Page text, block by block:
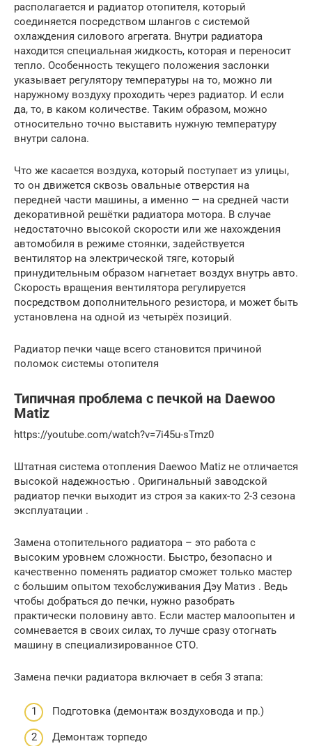
располагается и радиатор отопителя, который
соединяется посредством шлангов с системой
охлаждения силового агрегата. Внутри радиатора
находится специальная жидкость, которая и переносит
тепло. Особенность текущего положения заслонки
указывает регулятору температуры на то, можно ли
наружному воздуху проходить через радиатор. И если
да, то, в каком количестве. Таким образом, можно
относительно точно выставить нужную температуру
внутри салона.
Что же касается воздуха, который поступает из улицы,
то он движется сквозь овальные отверстия на
передней части машины, а именно — на средней части
декоративной решётки радиатора мотора. В случае
недостаточно высокой скорости или же нахождения
автомобиля в режиме стоянки, задействуется
вентилятор на электрической тяге, который
принудительным образом нагнетает воздух внутрь авто.
Скорость вращения вентилятора регулируется
посредством дополнительного резистора, и может быть
установлена на одной из четырёх позиций.
Радиатор печки чаще всего становится причиной
поломок системы отопителя
Типичная проблема с печкой на Daewoo
Matiz
https://youtube.com/watch?v=7i45u-sTmz0
Штатная система отопления Daewoo Matiz не отличается
высокой надежностью . Оригинальный заводской
радиатор печки выходит из строя за каких-то 2-3 сезона
эксплуатации .
Замена отопительного радиатора – это работа с
высоким уровнем сложности. Быстро, безопасно и
качественно поменять радиатор сможет только мастер
с большим опытом техобслуживания Дэу Матиз . Ведь
чтобы добраться до печки, нужно разобрать
практически половину авто. Если мастер малоопытен и
сомневается в своих силах, то лучше сразу отогнать
машину в специализированное СТО.
Замена печки радиатора включает в себя 3 этапа:
Подготовка (демонтаж воздуховода и пр.)
Демонтаж торпедо